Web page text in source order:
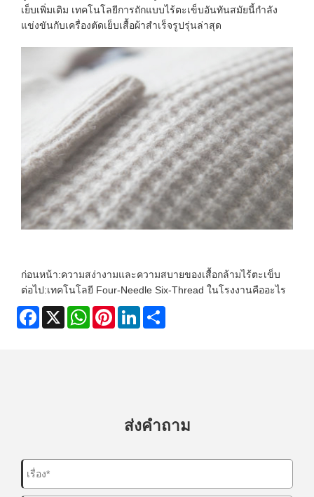
เย็บเพิ่มเติม เทคโนโลยีการถักแบบไร้ตะเข็บอันทันสมัยนี้กำลัง
แข่งขันกับเครื่องตัดเย็บเสื้อผ้าสำเร็จรูปรุ่นล่าสุด
ก่อนหน้า:ความสง่างามและความสบายของเสื้อกล้ามไร้ตะเข็บ
ต่อไป:เทคโนโลยี Four-Needle Six-Thread ในโรงงานคืออะไร
Facebook
X WhatsAppPinterestLinkedIn
ส่งคำถาม